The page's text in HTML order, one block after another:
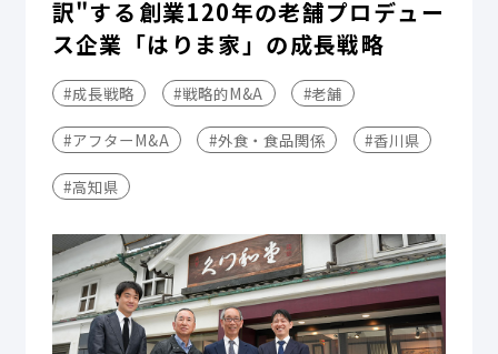
訳"する――創業120年の老舗プロデュー
ス企業「はりま家」の成長戦略
#成長戦略 #戦略的M&A #老舗
#アフターM&A #外食・食品関係 #香川県
#高知県